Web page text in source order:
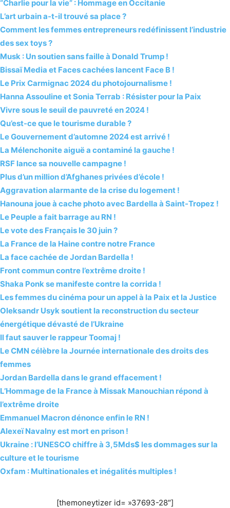
“Charlie pour la vie” : Hommage en Occitanie
L’art urbain a-t-il trouvé sa place ?
Comment les femmes entrepreneurs redéfinissent l’industrie
des sex toys ?
Musk : Un soutien sans faille à Donald Trump !
Bissaī Media et Faces cachées lancent Face B !
Le Prix Carmignac 2024 du photojournalisme !
Hanna Assouline et Sonia Terrab : Résister pour la Paix
Vivre sous le seuil de pauvreté en 2024 !
Qu’est-ce que le tourisme durable ?
Le Gouvernement d’automne 2024 est arrivé !
La Mélenchonite aiguë a contaminé la gauche !
RSF lance sa nouvelle campagne !
Plus d’un million d’Afghanes privées d’école !
Aggravation alarmante de la crise du logement !
Hanouna joue à cache photo avec Bardella à Saint-Tropez !
Le Peuple a fait barrage au RN !
Le vote des Français le 30 juin ?
La France de la Haine contre notre France
La face cachée de Jordan Bardella !
Front commun contre l’extrême droite !
Shaka Ponk se manifeste contre la corrida !
Les femmes du cinéma pour un appel à la Paix et la Justice
Oleksandr Usyk soutient la reconstruction du secteur
énergétique dévasté de l’Ukraine
Il faut sauver le rappeur Toomaj !
Le CMN célèbre la Journée internationale des droits des
femmes
Jordan Bardella dans le grand effacement !
L’Hommage de la France à Missak Manouchian répond à
l’extrême droite
Emmanuel Macron dénonce enfin le RN !
Alexeï Navalny est mort en prison !
Ukraine : l’UNESCO chiffre à 3,5Mds$ les dommages sur la
culture et le tourisme
Oxfam : Multinationales et inégalités multiples !
[themoneytizer id= »37693-28″]